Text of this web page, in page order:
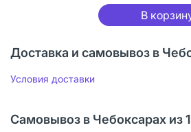
В
Доставка и самовывоз в
Условия доставки
Самовывоз в Чебоксарах из